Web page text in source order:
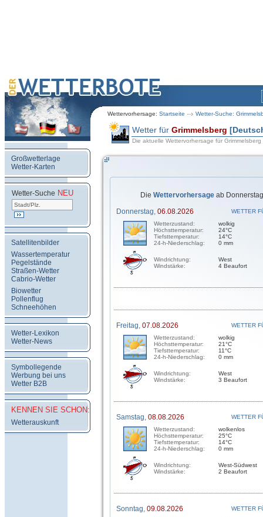
Wettervorhersage: Startseite Wetter-Suche:
Großwetterlage
Wetter-Karten
Wetter-Suche NEU
Satellitenbilder
Wassertemperatur
Pegelstände
Straßen-Wetter
Cabrio-Wetter
Biowetter
Pollenflug
Schneehöhen
Wetter-Lexikon
Wetter-News
Symbollegende
Werbung bei uns
Wetter B2B
KENNEN SIE SCHON:
Wetterauskunft
Wetter für Grimmelsberg
Die aktuelle Wettervorhersage für Grimmelsberg
Die Wettervorhersage ab
Donnerstag, 06.08.2026
WETTER
Wetterzustand:
Höchsttemperatur:
Tiefsttemperatur:
24-h-Niederschlag:
wolkig
24°C
14°C
0 mm
Windrichtung:
Windstärke:
West
4 Beaufort
Freitag, 07.08.2026
WETTER
Wetterzustand:
Höchsttemperatur:
Tiefsttemperatur:
24-h-Niederschlag:
wolkig
21°C
11°C
0 mm
Windrichtung:
Windstärke:
West
3 Beaufort
Samstag, 08.08.2026
WETTER
Wetterzustand:
Höchsttemperatur:
Tiefsttemperatur:
24-h-Niederschlag:
wolkenlos
25°C
14°C
0 mm
Windrichtung:
Windstärke:
West-Südwest
2 Beaufort
Sonntag, 09.08.2026
WETTER